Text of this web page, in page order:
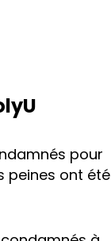
pour
peines ont été